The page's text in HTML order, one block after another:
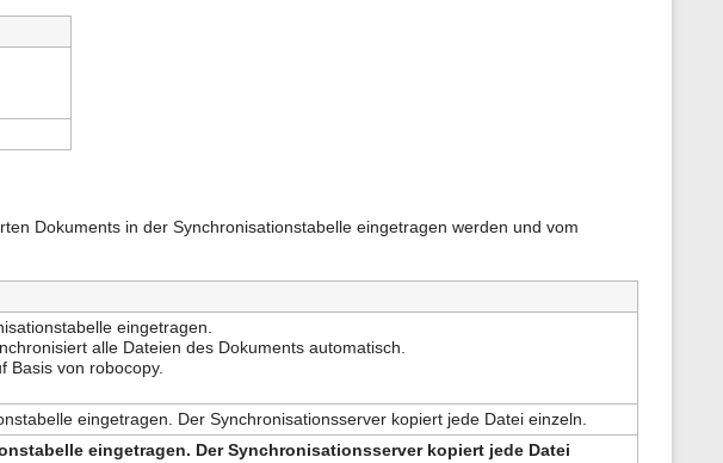
Dokuments in der Synchronisationstabelle eingetragen werden und vom
eingetragen.
alle Dateien des Dokuments automatisch.
Basis von robocopy.
eingetragen. Der Synchronisationsserver kopiert jede Datei einzeln.
eingetragen. Der Synchronisationsserver kopiert jede Datei